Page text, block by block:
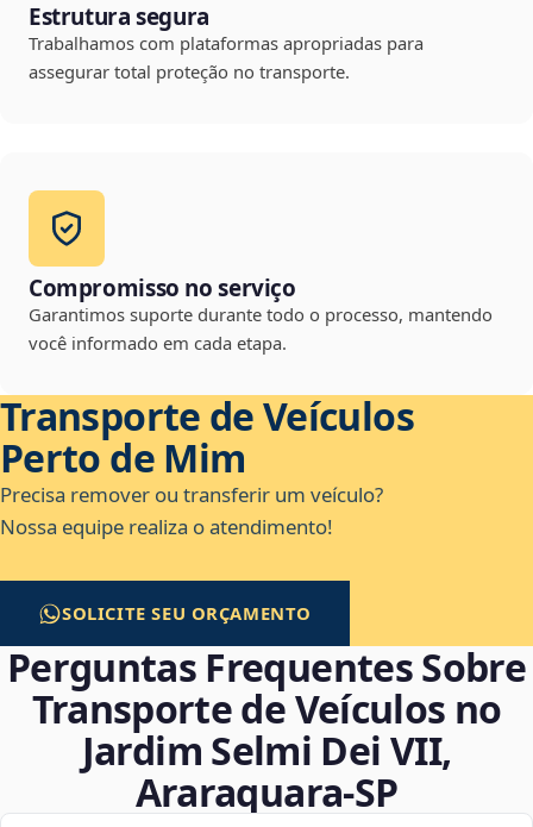
Estrutura segura
Trabalhamos com plataformas apropriadas para
assegurar total proteção no transporte.
Compromisso no serviço
Garantimos suporte durante todo o processo, mantendo
você informado em cada etapa.
Transporte de Veículos
Perto de Mim
Precisa remover ou transferir um veículo?
Nossa equipe realiza o atendimento!
SOLICITE SEU ORÇAMENTO
Perguntas Frequentes Sobre
Transporte de Veículos no
Jardim Selmi Dei VII,
Araraquara‑SP